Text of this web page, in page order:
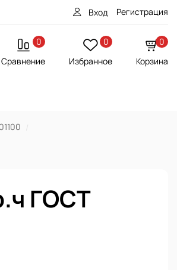
Вход Регистрация
0
Сравнение
0
Избранное
0
Корзина
ГОСТ